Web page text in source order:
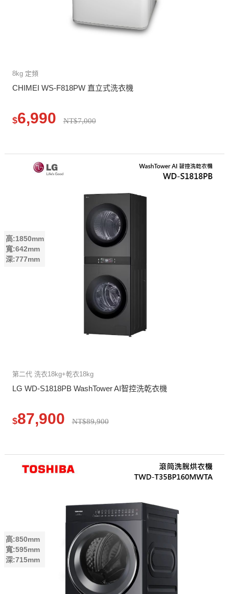
8kg 定頻
CHIMEI WS-F818PW 直立式洗衣機
$6,990 NT$7,000
高:1850mm
寬:642mm
深:777mm
第二代 洗衣18kg+乾衣18kg
LG WD-S1818PB WashTower AI智控洗乾衣機
$87,900 NT$89,900
高:850mm
寬:595mm
深:715mm